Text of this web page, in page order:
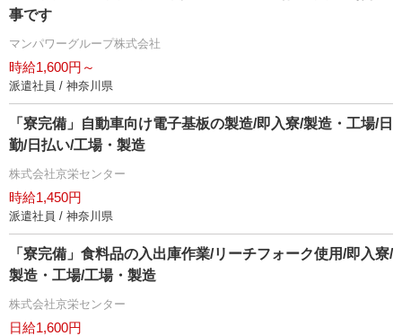
事です
マンパワーグループ株式会社
時給1,600円～
派遣社員 / 神奈川県
「寮完備」自動車向け電子基板の製造/即入寮/製造・工場/日
勤/日払い/工場・製造
株式会社京栄センター
時給1,450円
派遣社員 / 神奈川県
「寮完備」食料品の入出庫作業/リーチフォーク使用/即入寮/
製造・工場/工場・製造
株式会社京栄センター
日給1,600円